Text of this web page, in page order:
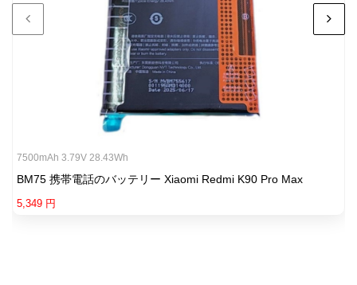
7500mAh 3.79V 28.43Wh
BM75 携帯電話のバッテリー Xiaomi Redmi K90 Pro Max
5,349 円